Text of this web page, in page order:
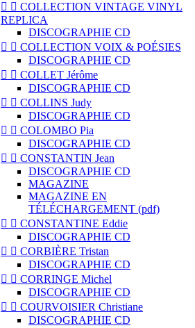
  COLLECTION VINTAGE VINYL
REPLICA
DISCOGRAPHIE CD
  COLLECTION VOIX & POÉSIES
DISCOGRAPHIE CD
  COLLET Jérôme
DISCOGRAPHIE CD
  COLLINS Judy
DISCOGRAPHIE CD
  COLOMBO Pia
DISCOGRAPHIE CD
  CONSTANTIN Jean
DISCOGRAPHIE CD
MAGAZINE
MAGAZINE EN
TÉLÉCHARGEMENT (pdf)
  CONSTANTINE Eddie
DISCOGRAPHIE CD
  CORBIÈRE Tristan
DISCOGRAPHIE CD
  CORRINGE Michel
DISCOGRAPHIE CD
  COURVOISIER Christiane
DISCOGRAPHIE CD